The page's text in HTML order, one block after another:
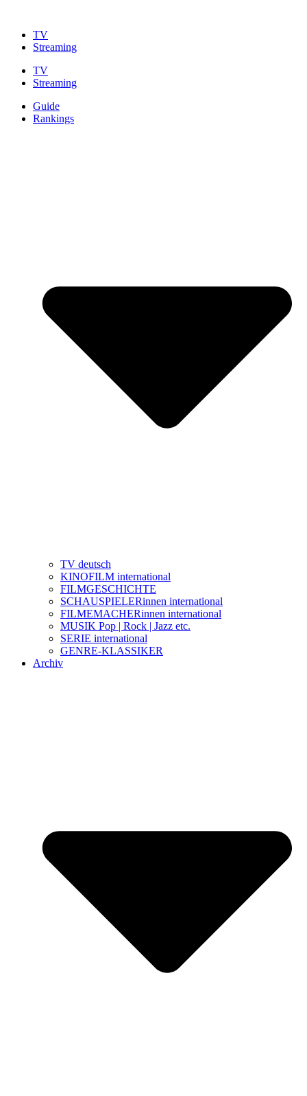
springenTV
Streaming
TV
Streaming
Guide
Rankings
TV deutsch
KINOFILM international
FILMGESCHICHTE
SCHAUSPIELERinnen international
FILMEMACHERinnen international
MUSIK Pop | Rock | Jazz etc.
SERIE international
GENRE-KLASSIKER
Archiv